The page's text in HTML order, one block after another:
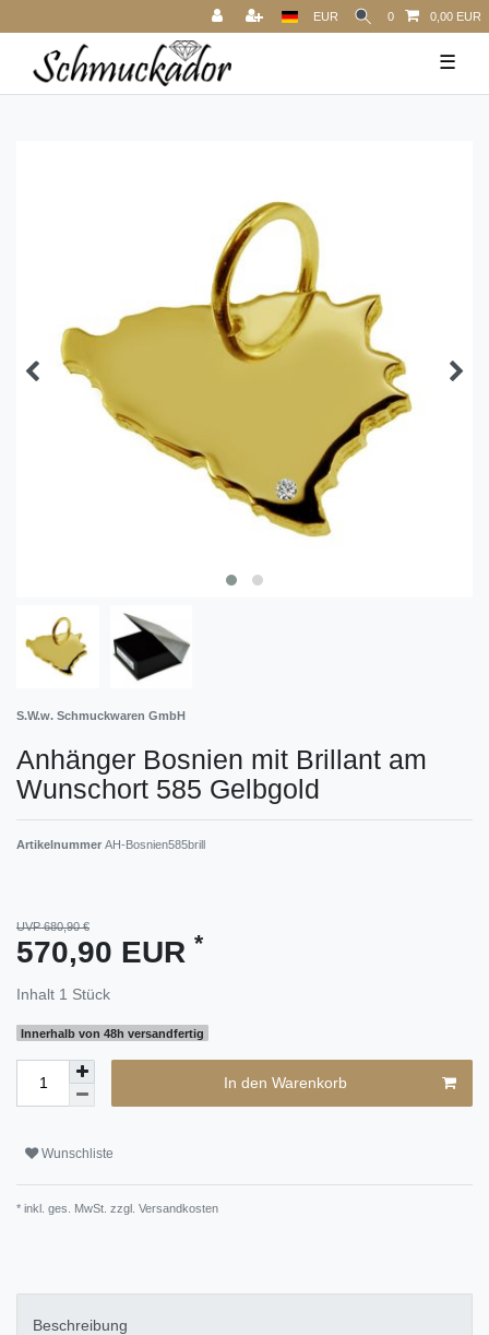
EUR 0 0,00 EUR
☰
S.W.w. Schmuckwaren GmbH
Anhänger Bosnien mit Brillant am
Wunschort 585 Gelbgold
Artikelnummer AH-Bosnien585brill
UVP 680,90 €
570,90 EUR *
Inhalt 1 Stück
Innerhalb von 48h versandfertig
In den Warenkorb
Wunschliste
* inkl. ges. MwSt. zzgl. Versandkosten
Beschreibung